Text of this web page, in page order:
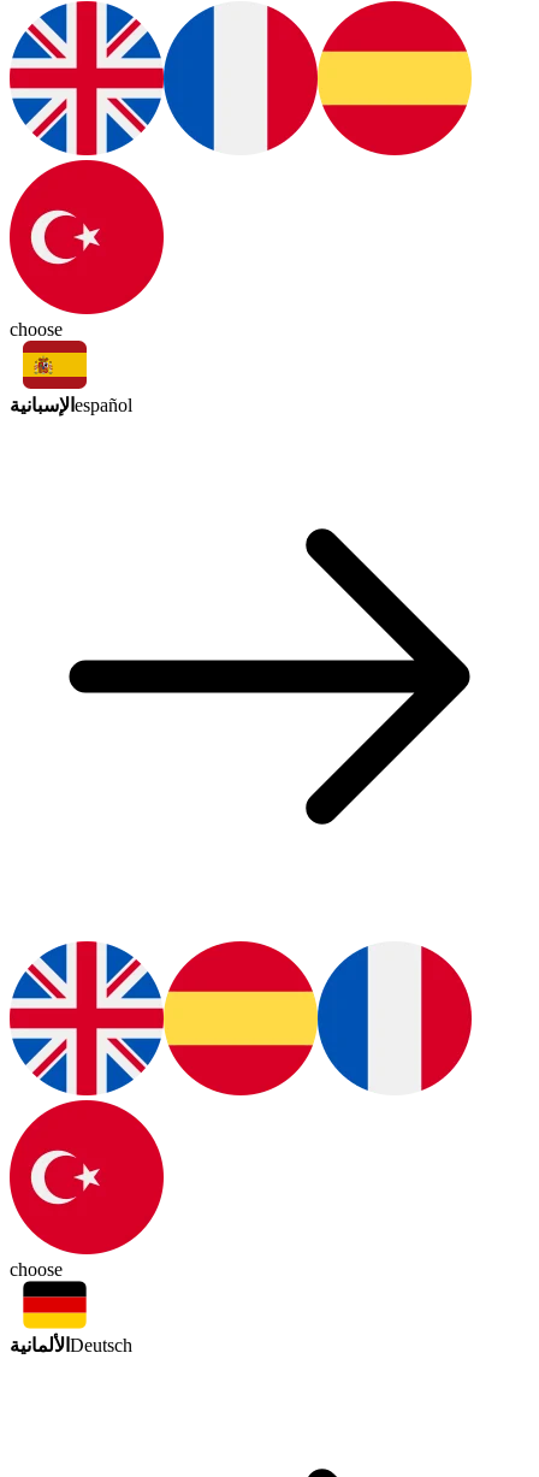
choose
الإسبانية español
choose
الألمانية Deutsch